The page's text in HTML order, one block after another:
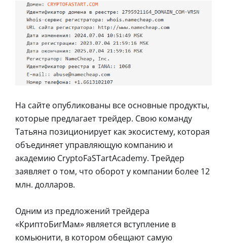
На сайте опубликованы все основные продукты,
которые предлагает трейдер. Свою команду
Татьяна позиционирует как экосистему, которая
объединяет управляющую компанию и
академию CryptoFaSTartAcademy. Трейдер
заявляет о том, что оборот у компании более 12
млн. долларов.
Одним из предложений трейдера
«КриптоБигМам» является вступление в
комьюнити, в котором обещают самую